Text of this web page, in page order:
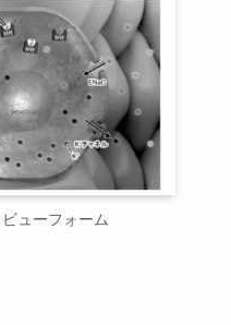
ューフォーム